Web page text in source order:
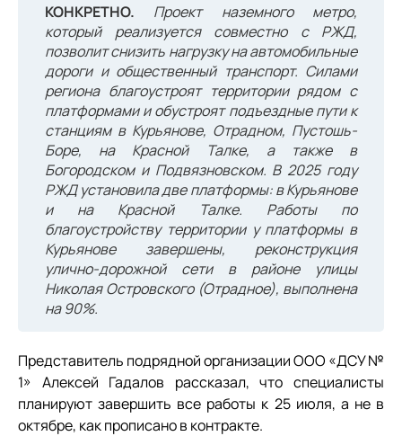
КОНКРЕТНО. Проект наземного метро,
который реализуется совместно с РЖД,
позволит снизить нагрузку на автомобильные
дороги и общественный транспорт. Силами
региона благоустроят территории рядом с
платформами и обустроят подъездные пути к
станциям в Курьянове, Отрадном, Пустошь-
Боре, на Красной Талке, а также в
Богородском и Подвязновском. В 2025 году
РЖД установила две платформы: в Курьянове
и на Красной Талке. Работы по
благоустройству территории у платформы в
Курьянове завершены, реконструкция
улично-дорожной сети в районе улицы
Николая Островского (Отрадное), выполнена
на 90%.
Представитель подрядной организации ООО «ДСУ №
1» Алексей Гадалов рассказал, что специалисты
планируют завершить все работы к 25 июля, а не в
октябре, как прописано в контракте.